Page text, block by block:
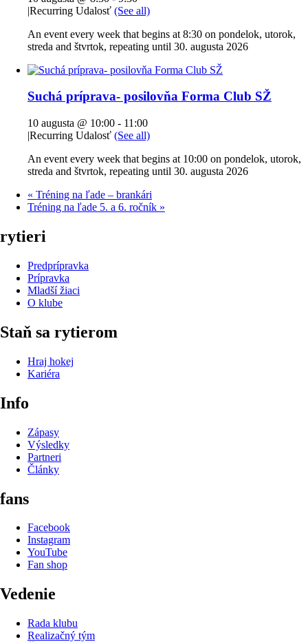
|Recurring Udalosť (See all)
An event every week that begins at 8:30 on pondelok, utorok,
streda and štvrtok, repeating until 30. augusta 2026
Suchá príprava- posilovňa Forma Club SŽ
10 augusta @ 10:00 - 11:00
|Recurring Udalosť (See all)
An event every week that begins at 10:00 on pondelok, utorok,
streda and štvrtok, repeating until 30. augusta 2026
« Tréning na ľade – brankári
Tréning na ľade 5. a 6. ročník »
rytieri
Predprípravka
Prípravka
Mladší žiaci
O klube
Staň sa rytierom
Hraj hokej
Kariéra
Info
Zápasy
Výsledky
Partneri
Články
fans
Facebook
Instagram
YouTube
Fan shop
Vedenie
Rada klubu
Realizačný tým